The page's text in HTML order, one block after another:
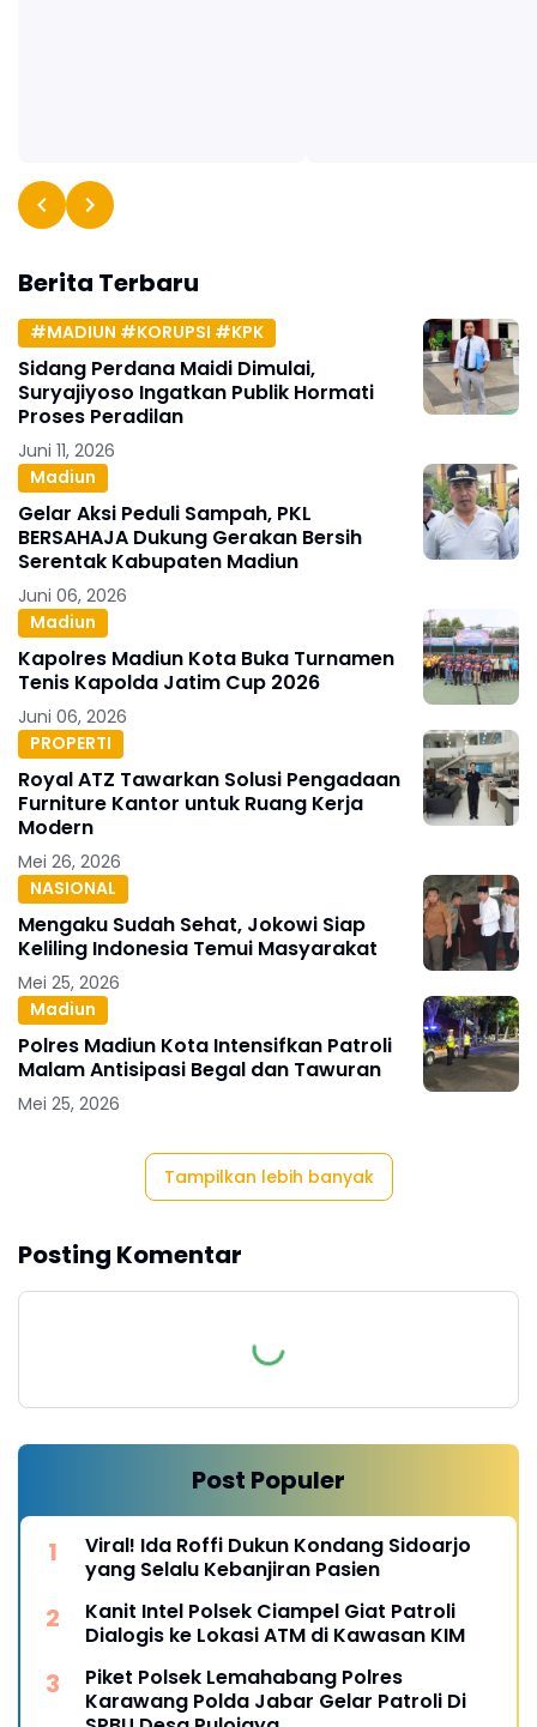
Berita Terbaru
#MADIUN #KORUPSI #KPK
Sidang Perdana Maidi Dimulai,
Suryajiyoso Ingatkan Publik Hormati
Proses Peradilan
Juni 11, 2026
Madiun
Gelar Aksi Peduli Sampah, PKL
BERSAHAJA Dukung Gerakan Bersih
Serentak Kabupaten Madiun
Juni 06, 2026
Madiun
Kapolres Madiun Kota Buka Turnamen
Tenis Kapolda Jatim Cup 2026
Juni 06, 2026
PROPERTI
Royal ATZ Tawarkan Solusi Pengadaan
Furniture Kantor untuk Ruang Kerja
Modern
Mei 26, 2026
NASIONAL
Mengaku Sudah Sehat, Jokowi Siap
Keliling Indonesia Temui Masyarakat
Mei 25, 2026
Madiun
Polres Madiun Kota Intensifkan Patroli
Malam Antisipasi Begal dan Tawuran
Mei 25, 2026
Tampilkan lebih banyak
Posting Komentar
Post Populer
Viral! Ida Roffi Dukun Kondang Sidoarjo
yang Selalu Kebanjiran Pasien
Kanit Intel Polsek Ciampel Giat Patroli
Dialogis ke Lokasi ATM di Kawasan KIM
Piket Polsek Lemahabang Polres
Karawang Polda Jabar Gelar Patroli Di